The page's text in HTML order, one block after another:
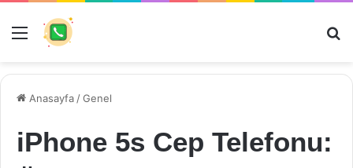
Menü
Anasayfa /Genel
iPhone 5s Cep Telefonu: